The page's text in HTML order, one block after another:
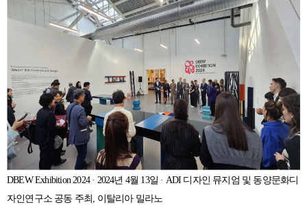
DBEW Exhibition 2024 · 2024년 4월 13일 · ADI 디자인 뮤지엄 및 동양문화디
자인연구소 공동 주최, 이탈리아 밀라노